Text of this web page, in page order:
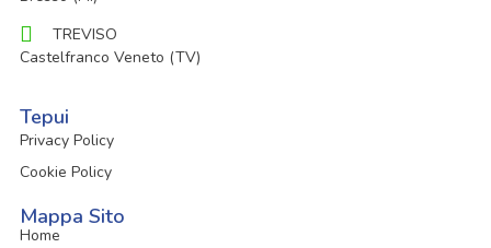
TREVISO
Castelfranco Veneto (TV)
Tepui
Privacy Policy
Cookie Policy
Mappa Sito
Home